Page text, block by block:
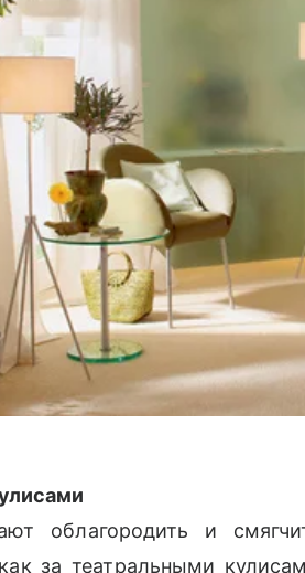
облагородить и
за театральными